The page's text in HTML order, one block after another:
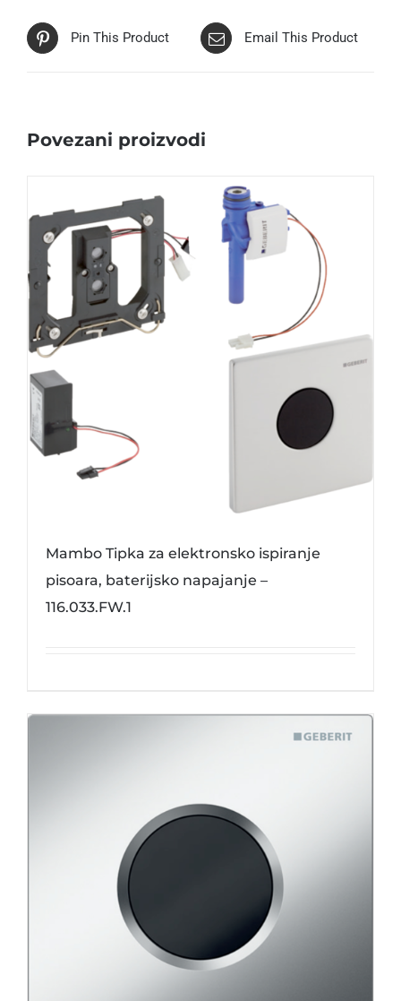
Pin This Product Email This Product
Povezani proizvodi
Mambo Tipka za elektronsko ispiranje
pisoara, baterijsko napajanje –
116.033.FW.1